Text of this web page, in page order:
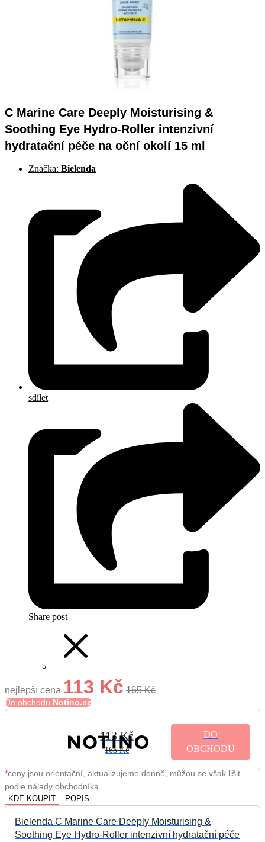
C Marine Care Deeply Moisturising &
Soothing Eye Hydro-Roller intenzivní
hydratační péče na oční okolí 15 ml
Značka: Bielenda
sdílet
Share post
nejlepší cena 113 Kč 165 Kč
Do obchodu Notino.cz
113 Kč
165 Kč
DO
OBCHODU
*ceny jsou orientační, aktualizujeme denně, můžou se však lišit
podle nálady obchodníka
KDE KOUPIT POPIS
Bielenda C Marine Care Deeply Moisturising &
Soothing Eye Hydro-Roller intenzivní hydratační péče